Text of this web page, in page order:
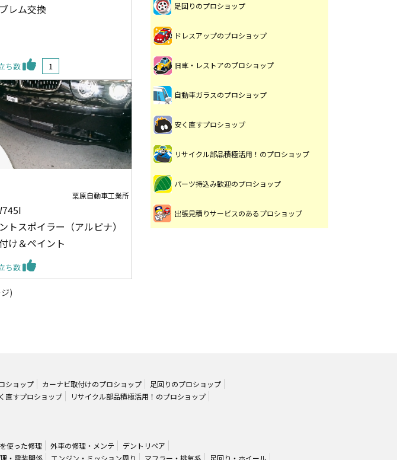
レム交換
ち数 1
栗原自動車工業所
トスポイラー（アルピナ）
け＆ペイント
ち数
)
足回りのプロショップ
ドレスアップのプロショップ
旧車・レストアのプロショップ
自動車ガラスのプロショップ
安く直すプロショップ
リサイクル部品積極活用！のプロショップ
パーツ持込み歓迎のプロショップ
出張見積りサービスのあるプロショップ
ショップ カーナビ取付けのプロショップ
足回りのプロショップ
直すプロショップ
リサイクル部品積極活用！のプロショップ
使った修理 外車の修理・メンテ
デントリペア
・電装関係 エンジン・ミッション周り マフラー・排気系 足回り・ホイール